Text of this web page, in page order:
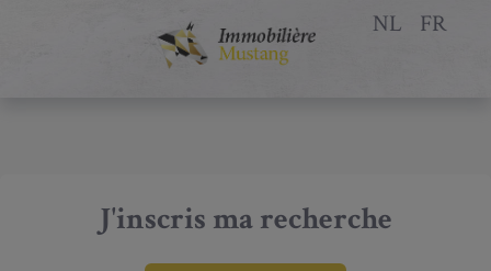
NL FR
J'inscris ma recherche